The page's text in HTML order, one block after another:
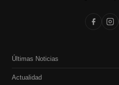
Últimas Noticias
Actualidad